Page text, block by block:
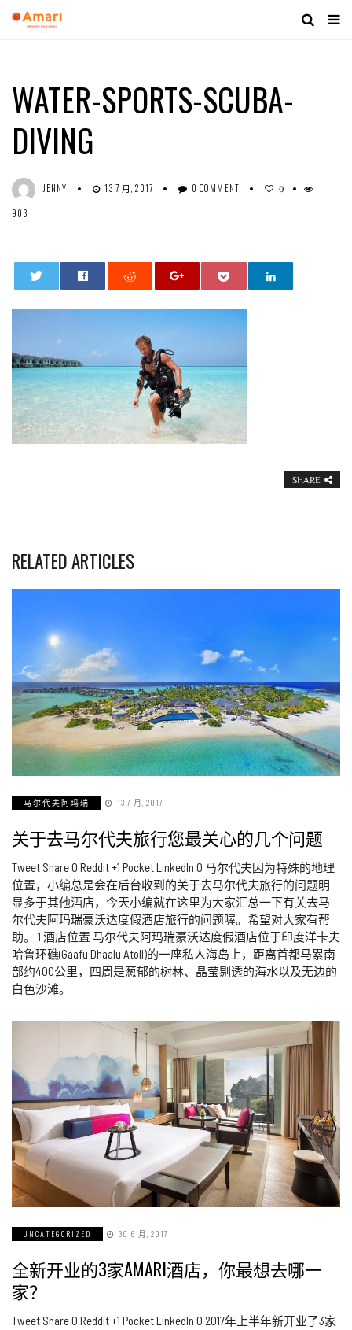
WATER-SPORTS-SCUBA-
DIVING
JENNY 13 7 月, 2017 0 COMMENT 0
903
SHARE
RELATED ARTICLES
马尔代夫阿玛瑞 13 7 月, 2017
关于去马尔代夫旅行您最关心的几个问题
Tweet Share 0 Reddit +1 Pocket LinkedIn 0 马尔代夫因为特殊的地理
位置，小编总是会在后台收到的关于去马尔代夫旅行的问题明
显多于其他酒店，今天小编就在这里为大家汇总一下有关去马
尔代夫阿玛瑞豪沃达度假酒店旅行的问题喔。希望对大家有帮
助。 1.酒店位置 马尔代夫阿玛瑞豪沃达度假酒店位于印度洋卡夫
哈鲁环礁(Gaafu Dhaalu Atoll)的一座私人海岛上，距离首都马累南
部约400公里，四周是葱郁的树林、晶莹剔透的海水以及无边的
白色沙滩。
UNCATEGORIZED 30 6 月, 2017
全新开业的3家AMARI酒店，你最想去哪一
家？
Tweet Share 0 Reddit +1 Pocket LinkedIn 0 2017年上半年新开业了3家